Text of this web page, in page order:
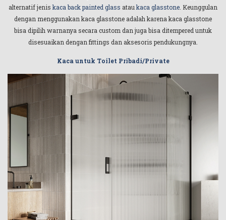
alternatif jenis kaca back painted glass atau kaca glasstone . Keunggulan
dengan menggunakan kaca glasstone adalah karena kaca glasstone
bisa dipilih warnanya secara custom dan juga bisa ditempered untuk
disesuaikan dengan fittings dan aksesoris pendukungnya.
Kaca untuk Toilet Pribadi/Private